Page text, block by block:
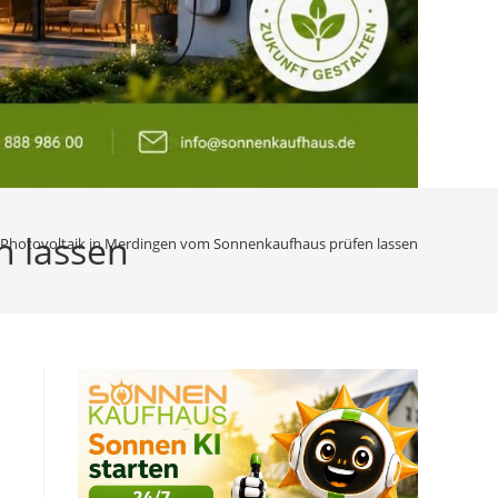
lassen
Photovoltaik in Merdingen vom Sonnenkaufhaus prüfen lassen